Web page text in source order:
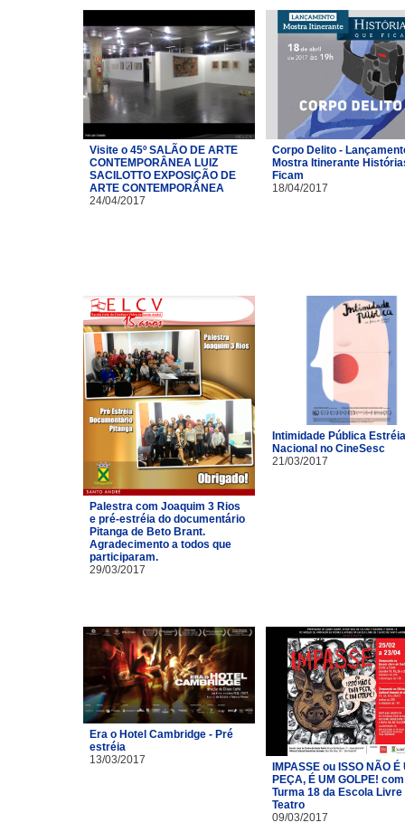
Visite o 45º SALÃO DE ARTE
CONTEMPORÂNEA LUIZ
SACILOTTO EXPOSIÇÃO DE
ARTE CONTEMPORÂNEA
24/04/2017
Corpo Delito -
Mostra Itinerante
Ficam
18/04/2017
Palestra com Joaquim 3 Rios
e pré-estréia do documentário
Pitanga de Beto Brant.
Agradecimento a todos que
participaram.
29/03/2017
Intimidade Pública Estréia
Nacional no CineSesc
21/03/2017
Era o Hotel Cambridge - Pré
estréia
13/03/2017
IMPASSE ou ISSO NÃO É
PEÇA, É UM GOLPE!
Turma 18 da Escola Livre
Teatro​
09/03/2017